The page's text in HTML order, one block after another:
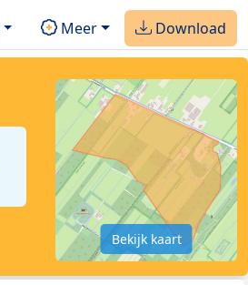
Meer Download
Bekijk kaart